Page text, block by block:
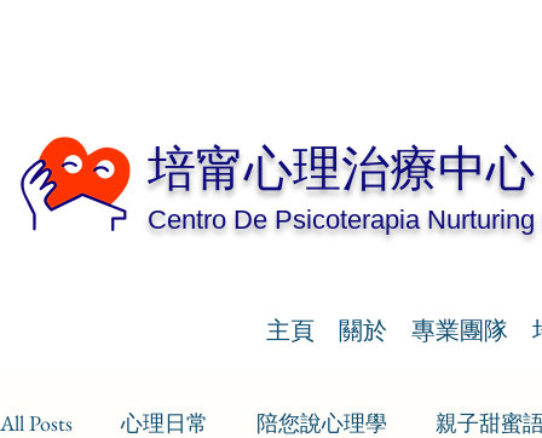
培甯心理治療中心
Centro De Psicoterapia Nurturing
主頁 關於 專業團隊
All Posts 心理日常 陪您說心理學 親子甜蜜